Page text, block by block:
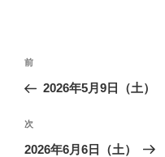
投
ナ
ビ
ゲ
前
の
稿
前
2026年5月9日（土）
次
の
次
2026年6月6日（土）